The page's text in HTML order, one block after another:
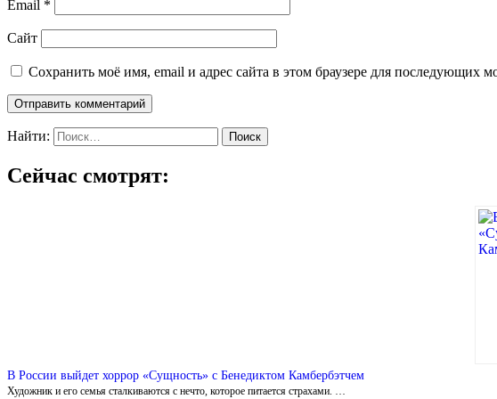
Email *
Сайт
Сохранить моё имя, email и адрес сайта в этом браузере для последующих
Найти:
Сейчас смотрят:
В России выйдет хоррор «Сущность» с Бенедиктом Камбербэтчем
Художник и его семья сталкиваются с нечто, которое питается страхами. …